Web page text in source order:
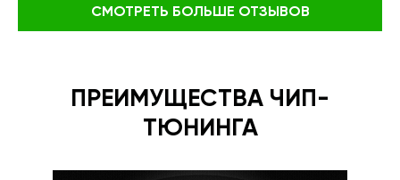
СМОТРЕТЬ БОЛЬШЕ ОТЗЫВОВ
ПРЕИМУЩЕСТВА ЧИП-
ТЮНИНГА